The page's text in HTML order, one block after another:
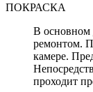
ПОКРАСКА
В основном
ремонтом.
камере.
проходит